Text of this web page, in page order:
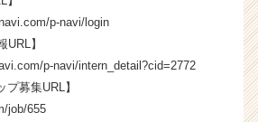
a
r
e
e
r）
p-navi/login
URL】
p-navi/intern_detail?cid=2772
プ募集URL】
job/655